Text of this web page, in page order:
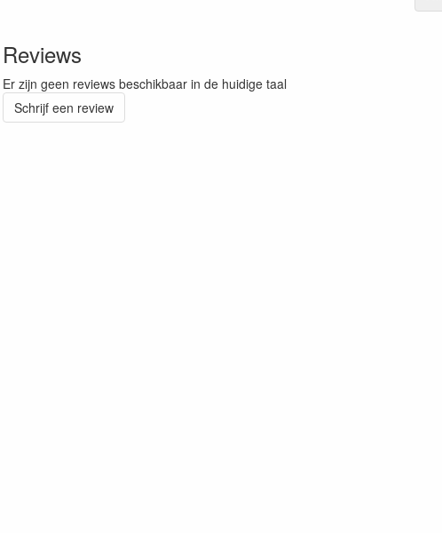
Reviews
Er zijn geen reviews beschikbaar in de huidige taal
Schrijf een review